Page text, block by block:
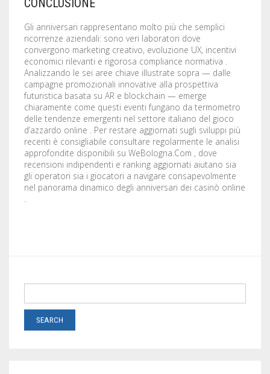
CONCLUSIONE
Gli anniversari rappresentano molto più che semplici
ricorrenze aziendali: sono veri laboratori dove
convergono marketing creativo, evoluzione UX, incentivi
economici rilevanti e rigorosa compliance normativa .
Analizzando le sei aree chiave illustrate sopra — dalle
campagne promozionali innovative alla prospettiva
futuristica basata su AR e blockchain — emerge
chiaramente come questi eventi fungano da termometro
delle tendenze emergenti nel settore italiano del gioco
d’azzardo online . Per restare aggiornati sugli sviluppi più
recenti è consigliabile consultare regolarmente le analisi
approfondite disponibili su WeBologna.Com , dove
recensioni indipendenti e ranking aggiornati aiutano sia
gli operatori sia i giocatori a navigare consapevolmente
nel panorama dinamico degli anniversari dei casinò online
.